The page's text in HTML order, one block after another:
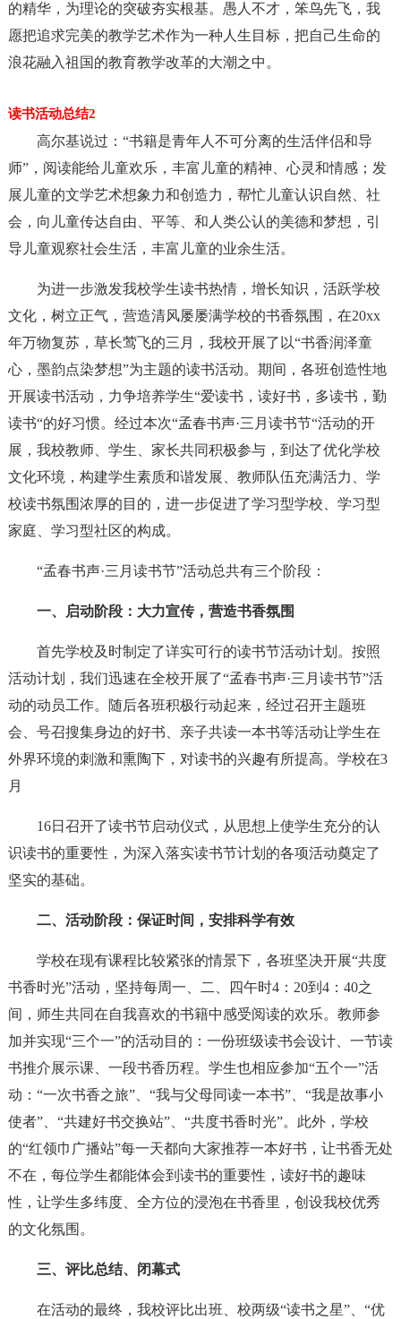
的精华，为理论的突破夯实根基。愚人不才，笨鸟先飞，我
愿把追求完美的教学艺术作为一种人生目标，把自己生命的
浪花融入祖国的教育教学改革的大潮之中。
读书活动总结2
高尔基说过：“书籍是青年人不可分离的生活伴侣和导
师”，阅读能给儿童欢乐，丰富儿童的精神、心灵和情感；发
展儿童的文学艺术想象力和创造力，帮忙儿童认识自然、社
会，向儿童传达自由、平等、和人类公认的美德和梦想，引
导儿童观察社会生活，丰富儿童的业余生活。
为进一步激发我校学生读书热情，增长知识，活跃学校
文化，树立正气，营造清风屡屡满学校的书香氛围，在20xx
年万物复苏，草长莺飞的三月，我校开展了以“书香润泽童
心，墨韵点染梦想”为主题的读书活动。期间，各班创造性地
开展读书活动，力争培养学生“爱读书，读好书，多读书，勤
读书“的好习惯。经过本次“孟春书声·三月读书节“活动的开
展，我校教师、学生、家长共同积极参与，到达了优化学校
文化环境，构建学生素质和谐发展、教师队伍充满活力、学
校读书氛围浓厚的目的，进一步促进了学习型学校、学习型
家庭、学习型社区的构成。
“孟春书声·三月读书节”活动总共有三个阶段：
一、启动阶段：大力宣传，营造书香氛围
首先学校及时制定了详实可行的读书节活动计划。按照
活动计划，我们迅速在全校开展了“孟春书声·三月读书节”活
动的动员工作。随后各班积极行动起来，经过召开主题班
会、号召搜集身边的好书、亲子共读一本书等活动让学生在
外界环境的刺激和熏陶下，对读书的兴趣有所提高。学校在3
月
16日召开了读书节启动仪式，从思想上使学生充分的认
识读书的重要性，为深入落实读书节计划的各项活动奠定了
坚实的基础。
二、活动阶段：保证时间，安排科学有效
学校在现有课程比较紧张的情景下，各班坚决开展“共度
书香时光”活动，坚持每周一、二、四午时4：20到4：40之
间，师生共同在自我喜欢的书籍中感受阅读的欢乐。教师参
加并实现“三个一”的活动目的：一份班级读书会设计、一节读
书推介展示课、一段书香历程。学生也相应参加“五个一”活
动：“一次书香之旅”、“我与父母同读一本书”、“我是故事小
使者”、“共建好书交换站”、“共度书香时光”。此外，学校
的“红领巾广播站”每一天都向大家推荐一本好书，让书香无处
不在，每位学生都能体会到读书的重要性，读好书的趣味
性，让学生多纬度、全方位的浸泡在书香里，创设我校优秀
的文化氛围。
三、评比总结、闭幕式
在活动的最终，我校评比出班、校两级“读书之星”、“优